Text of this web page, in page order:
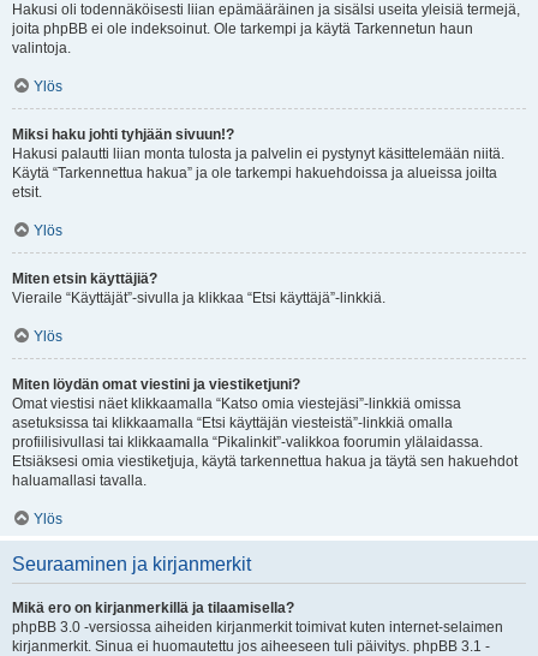
Hakusi oli todennäköisesti liian epämääräinen ja sisälsi useita yleisiä termejä,
joita phpBB ei ole indeksoinut. Ole tarkempi ja käytä Tarkennetun haun
valintoja.
Ylös
Miksi haku johti tyhjään sivuun!?
Hakusi palautti liian monta tulosta ja palvelin ei pystynyt käsittelemään niitä.
Käytä “Tarkennettua hakua” ja ole tarkempi hakuehdoissa ja alueissa joilta
etsit.
Ylös
Miten etsin käyttäjiä?
Vieraile “Käyttäjät”-sivulla ja klikkaa “Etsi käyttäjä”-linkkiä.
Ylös
Miten löydän omat viestini ja viestiketjuni?
Omat viestisi näet klikkaamalla “Katso omia viestejäsi”-linkkiä omissa
asetuksissa tai klikkaamalla “Etsi käyttäjän viesteistä”-linkkiä omalla
profiilisivullasi tai klikkaamalla “Pikalinkit”-valikkoa foorumin ylälaidassa.
Etsiäksesi omia viestiketjuja, käytä tarkennettua hakua ja täytä sen hakuehdot
haluamallasi tavalla.
Ylös
Seuraaminen ja kirjanmerkit
Mikä ero on kirjanmerkillä ja tilaamisella?
phpBB 3.0 -versiossa aiheiden kirjanmerkit toimivat kuten internet-selaimen
kirjanmerkit. Sinua ei huomautettu jos aiheeseen tuli päivitys. phpBB 3.1 -